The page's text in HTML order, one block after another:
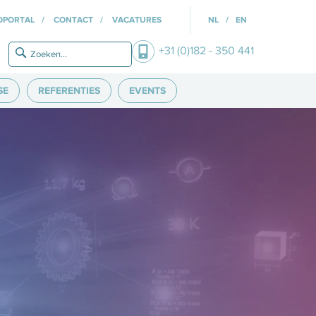
CONTACT VACATURES NL EN
+31 (0)182 - 350 441
REFERENTIES EVENTS